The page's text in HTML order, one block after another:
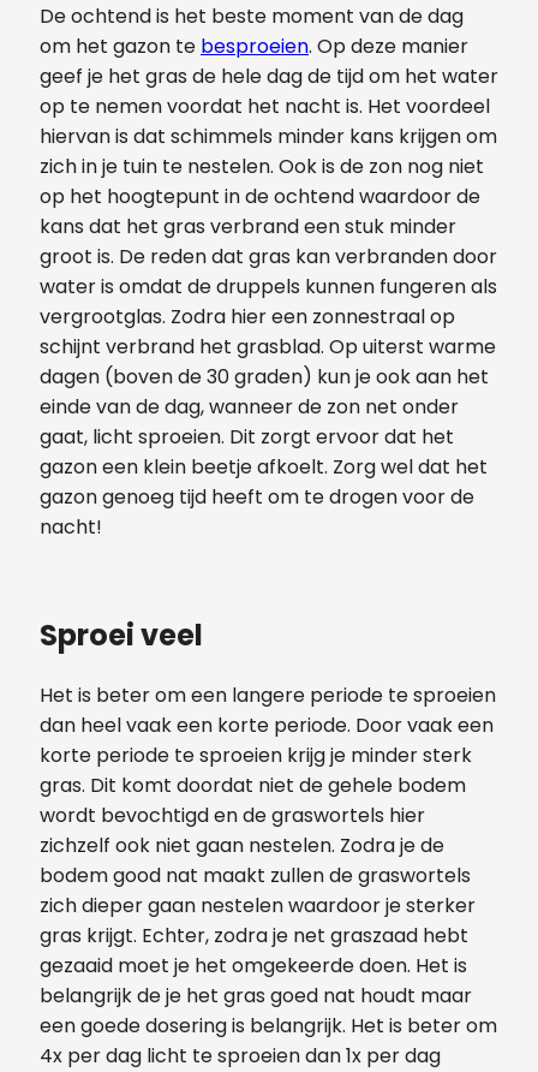
De ochtend is het beste moment van de dag
om het gazon te besproeien. Op deze manier
geef je het gras de hele dag de tijd om het water
op te nemen voordat het nacht is. Het voordeel
hiervan is dat schimmels minder kans krijgen om
zich in je tuin te nestelen. Ook is de zon nog niet
op het hoogtepunt in de ochtend waardoor de
kans dat het gras verbrand een stuk minder
groot is. De reden dat gras kan verbranden door
water is omdat de druppels kunnen fungeren als
vergrootglas. Zodra hier een zonnestraal op
schijnt verbrand het grasblad. Op uiterst warme
dagen (boven de 30 graden) kun je ook aan het
einde van de dag, wanneer de zon net onder
gaat, licht sproeien. Dit zorgt ervoor dat het
gazon een klein beetje afkoelt. Zorg wel dat het
gazon genoeg tijd heeft om te drogen voor de
nacht!
Sproei veel
Het is beter om een langere periode te sproeien
dan heel vaak een korte periode. Door vaak een
korte periode te sproeien krijg je minder sterk
gras. Dit komt doordat niet de gehele bodem
wordt bevochtigd en de graswortels hier
zichzelf ook niet gaan nestelen. Zodra je de
bodem good nat maakt zullen de graswortels
zich dieper gaan nestelen waardoor je sterker
gras krijgt. Echter, zodra je net graszaad hebt
gezaaid moet je het omgekeerde doen. Het is
belangrijk de je het gras goed nat houdt maar
een goede dosering is belangrijk. Het is beter om
4x per dag licht te sproeien dan 1x per dag